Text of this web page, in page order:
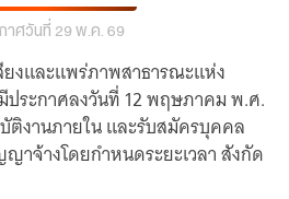
สื่อสารอยู่ในมือคุณ
กาศวันที่ 29 พ.ค. 69
ยงและแพร่ภาพสาธารณะแห่ง
ประกาศลงวันที่ 12 พฤษภาคม พ.ศ.
ติงานภายใน และรับสมัครบุคคล
าจ้างโดยกำหนดระยะเวลา สังกัด